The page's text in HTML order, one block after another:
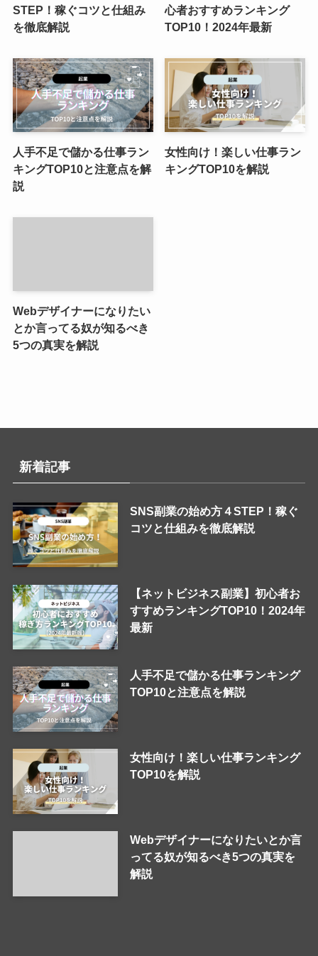
STEP！稼ぐコツと仕組み
を徹底解説
心者おすすめランキング
TOP10！2024年最新
人手不足で儲かる仕事ラン
キングTOP10と注意点を解
説
女性向け！楽しい仕事ラン
キングTOP10を解説
Webデザイナーになりたい
とか言ってる奴が知るべき
5つの真実を解説
新着記事
SNS副業の始め方４STEP！稼ぐ
コツと仕組みを徹底解説
【ネットビジネス副業】初心者お
すすめランキングTOP10！2024年
最新
人手不足で儲かる仕事ランキング
TOP10と注意点を解説
女性向け！楽しい仕事ランキング
TOP10を解説
Webデザイナーになりたいとか言
ってる奴が知るべき5つの真実を
解説